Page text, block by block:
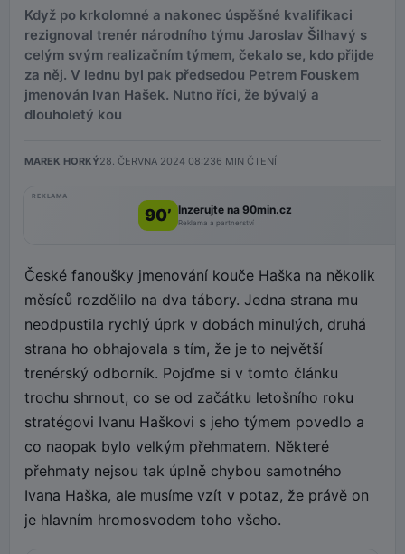
Když po krkolomné a nakonec úspěšné kvalifikaci
rezignoval trenér národního týmu Jaroslav Šilhavý s
celým svým realizačním týmem, čekalo se, kdo přijde
za něj. V lednu byl pak předsedou Petrem Fouskem
jmenován Ivan Hašek. Nutno říci, že bývalý a
dlouholetý kou
MAREK HORKÝ28. ČERVNA 2024 08:236 MIN ČTENÍ
REKLAMA
90’ Inzerujte na 90min.cz
Reklama a partnerství
České fanoušky jmenování kouče Haška na několik
měsíců rozdělilo na dva tábory. Jedna strana mu
neodpustila rychlý úprk v dobách minulých, druhá
strana ho obhajovala s tím, že je to největší
trenérský odborník. Pojďme si v tomto článku
trochu shrnout, co se od začátku letošního roku
stratégovi Ivanu Haškovi s jeho týmem povedlo a
co naopak bylo velkým přehmatem. Některé
přehmaty nejsou tak úplně chybou samotného
Ivana Haška, ale musíme vzít v potaz, že právě on
je hlavním hromosvodem toho všeho.